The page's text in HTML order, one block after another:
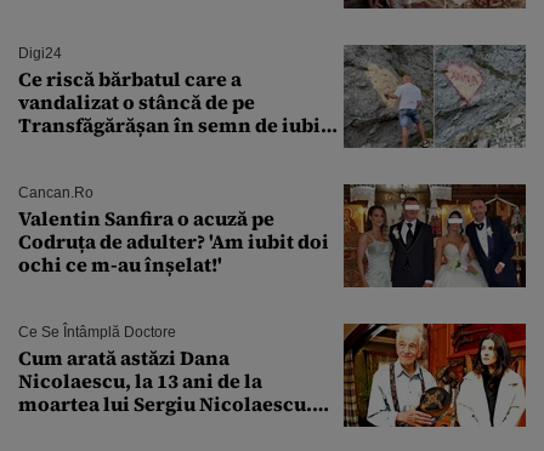
Digi24
Ce riscă bărbatul care a
vandalizat o stâncă de pe
Transfăgărășan în semn de iubire
Cancan.ro
Valentin Sanfira o acuză pe
Codruța de adulter? 'Am iubit doi
ochi ce m-au înșelat!'
Ce Se Întâmplă Doctore
Cum arată astăzi Dana
Nicolaescu, la 13 ani de la
moartea lui Sergiu Nicolaescu.